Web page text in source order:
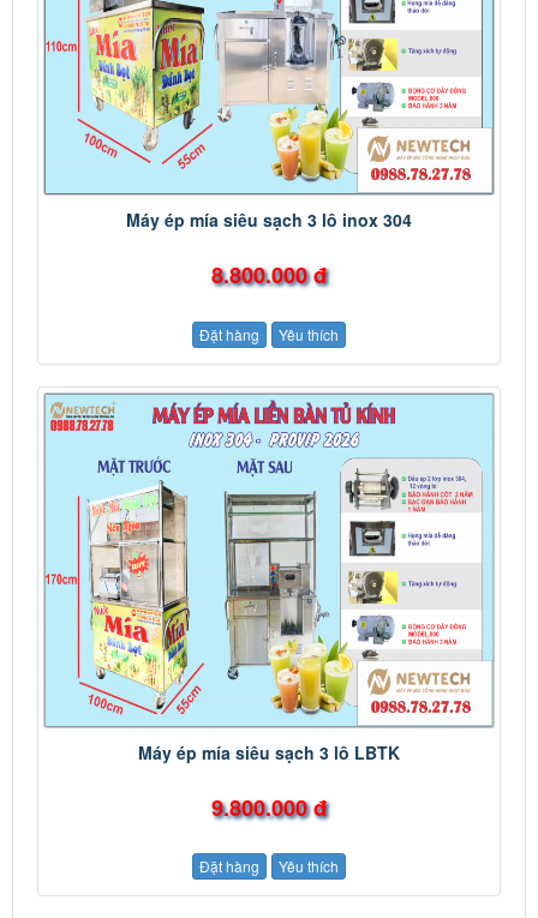
Máy ép mía siêu sạch 3 lô inox 304
8.800.000 đ
Đặt hàng Yêu thích
Máy ép mía siêu sạch 3 lô LBTK
9.800.000 đ
Đặt hàng Yêu thích